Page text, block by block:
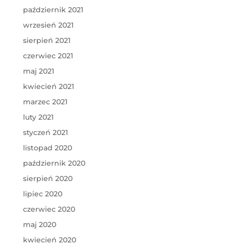
październik 2021
wrzesień 2021
sierpień 2021
czerwiec 2021
maj 2021
kwiecień 2021
marzec 2021
luty 2021
styczeń 2021
listopad 2020
październik 2020
sierpień 2020
lipiec 2020
czerwiec 2020
maj 2020
kwiecień 2020